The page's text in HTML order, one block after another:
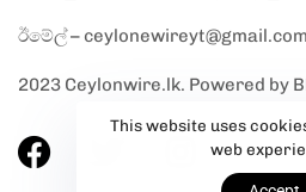
ඊමේල් – ceylonewireyt@gmail.com
2023 Ceylonwire.lk. Powered by
This website uses
web